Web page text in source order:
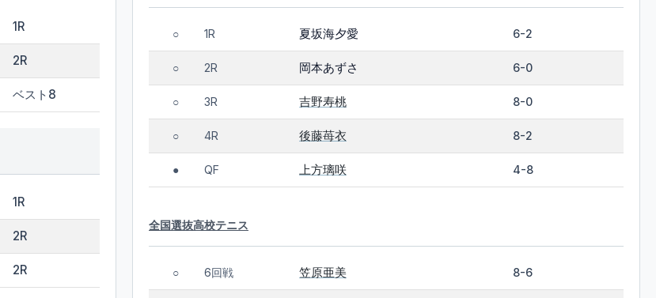
1R
2R
ベスト8
1R
2R
2R
○ 1R 夏坂海夕愛 6-2
○ 2R 岡本あずさ 6-0
○ 3R 吉野寿桃 8-0
○ 4R 後藤苺衣 8-2
● QF 上方璃咲 4-8
全国選抜高校テニス
○ 6回戦 笠原亜美 8-6